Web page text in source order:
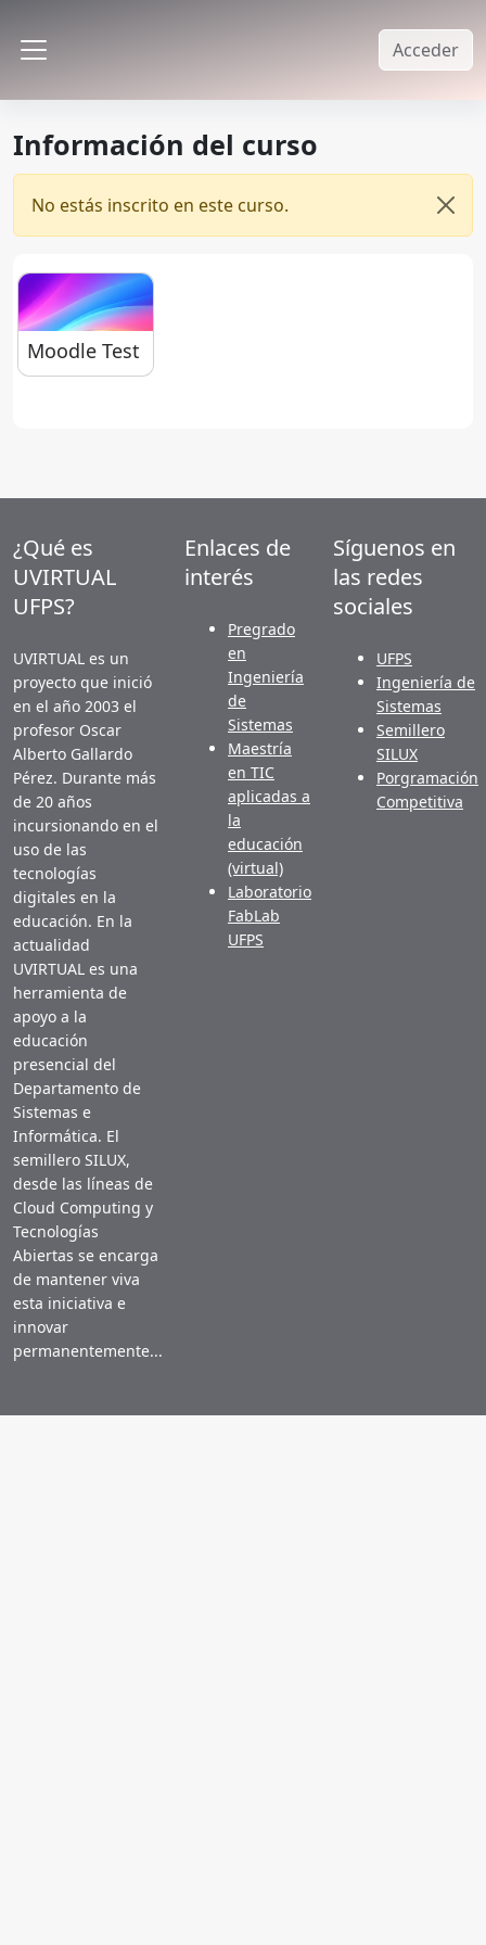
Acceder
Información del curso
No estás inscrito en este curso.
Moodle Test
Moodle Test
¿Qué es
UVIRTUAL
UFPS?
UVIRTUAL es un
proyecto que inició
en el año 2003 el
profesor Oscar
Alberto Gallardo
Pérez. Durante más
de 20 años
incursionando en el
uso de las
tecnologías
digitales en la
educación. En la
actualidad
UVIRTUAL es una
herramienta de
apoyo a la
educación
presencial del
Departamento de
Sistemas e
Informática. El
semillero SILUX,
desde las líneas de
Cloud Computing y
Tecnologías
Abiertas se encarga
de mantener viva
esta iniciativa e
innovar
permanentemente...
Enlaces de
interés
Pregrado
en
Ingeniería
de
Sistemas
Maestría
en TIC
aplicadas a
la
educación
(virtual)
Laboratorio
FabLab
UFPS
Síguenos en
las redes
sociales
UFPS
Ingeniería de
Sistemas
Semillero
SILUX
Porgramación
Competitiva